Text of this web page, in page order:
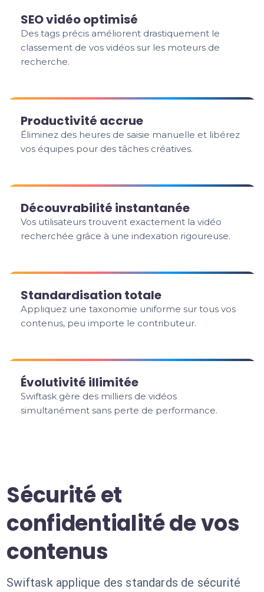
SEO vidéo optimisé
Des tags précis améliorent drastiquement le
classement de vos vidéos sur les moteurs de
recherche.
Productivité accrue
Éliminez des heures de saisie manuelle et libérez
vos équipes pour des tâches créatives.
Découvrabilité instantanée
Vos utilisateurs trouvent exactement la vidéo
recherchée grâce à une indexation rigoureuse.
Standardisation totale
Appliquez une taxonomie uniforme sur tous vos
contenus, peu importe le contributeur.
Évolutivité illimitée
Swiftask gère des milliers de vidéos
simultanément sans perte de performance.
Sécurité et
confidentialité de vos
contenus
Swiftask applique des standards de sécurité